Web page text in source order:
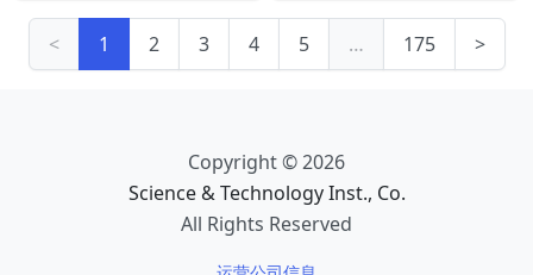
< 1 2 3 4 5 … 175 >
Copyright © 2026
Science & Technology Inst., Co.
All Rights Reserved